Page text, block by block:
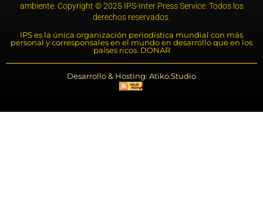
ambiente. Copyright © 2025 IPS-Inter Press Service. Todos los
derechos reservados.
IPS es la única organización periodística mundial con más
personal y corresponsales en el mundo en desarrollo que en los
países ricos. DONAR
Desarrollo & Hosting: Atiko.Studio